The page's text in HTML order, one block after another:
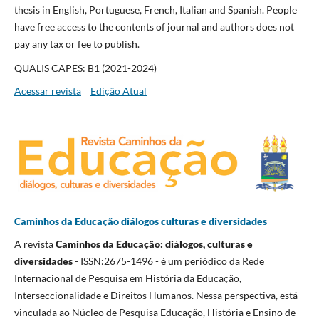
thesis in English, Portuguese, French, Italian and Spanish. People
have free access to the contents of journal and authors does not
pay any tax or fee to publish.
QUALIS CAPES: B1 (2021-2024)
Acessar revista
Edição Atual
Caminhos da Educação diálogos culturas e diversidades
A revistaCaminhos da Educação: diálogos, culturas e
diversidades- ISSN:2675-1496 - é um periódico da Rede
Internacional de Pesquisa em História da Educação,
Interseccionalidade e Direitos Humanos. Nessa perspectiva, está
vinculada ao Núcleo de Pesquisa Educação, História e Ensino de